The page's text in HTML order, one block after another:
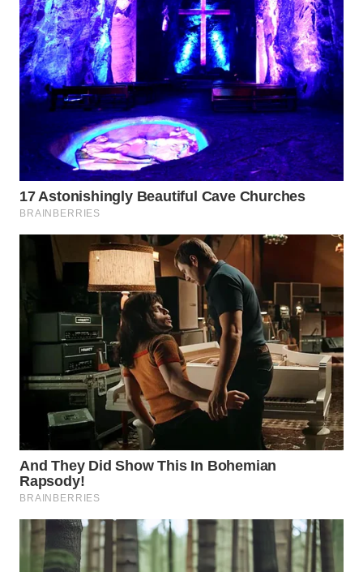
WN
KARAWANG
WN
BEKASI
WN
BOGOR
WN
WN
TAPANULI
WN
SAMOSIR
PADANG
LAWAS
WN
SUMEDANG
WN
CIANJUR